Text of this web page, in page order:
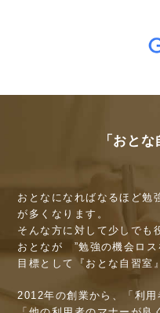
「おと
おとなになればなるほど勉
が多くなります。
そんな方に対して少しでも
おとなが ”勉強の機会ロス
目標として『おとな自習室
2012年の創業から、「利用